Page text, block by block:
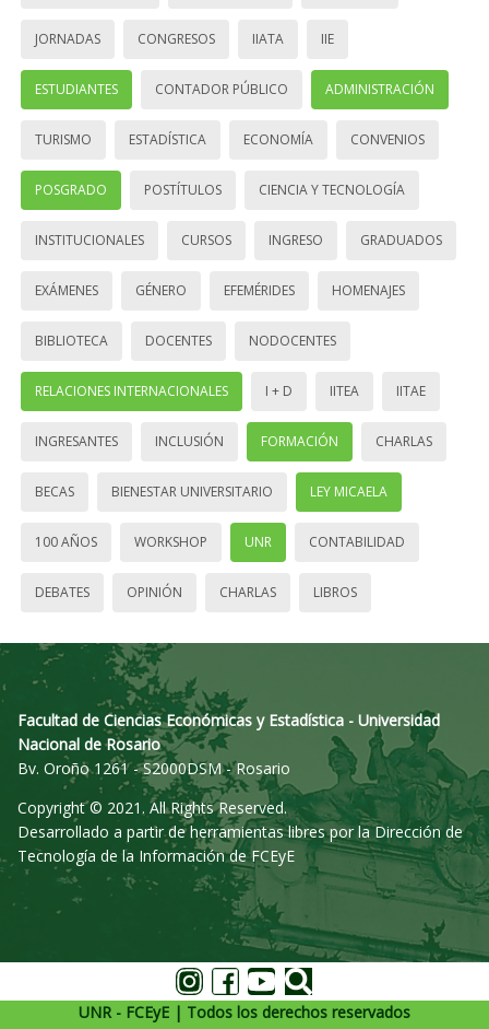
JORNADAS CONGRESOS IIATA IIE
ESTUDIANTES CONTADOR PÚBLICO ADMINISTRACIÓN
TURISMO ESTADÍSTICA ECONOMÍA CONVENIOS
POSGRADO POSTÍTULOS CIENCIA Y TECNOLOGÍA
INSTITUCIONALES CURSOS INGRESO GRADUADOS
EXÁMENES GÉNERO EFEMÉRIDES HOMENAJES
BIBLIOTECA DOCENTES NODOCENTES
RELACIONES INTERNACIONALES I + D IITEA IITAE
INGRESANTES INCLUSIÓN FORMACIÓN CHARLAS
BECAS BIENESTAR UNIVERSITARIO LEY MICAELA
100 AÑOS WORKSHOP UNR CONTABILIDAD
DEBATES OPINIÓN CHARLAS LIBROS
Facultad de Ciencias Económicas y Estadística - Universidad
Nacional de Rosario
Bv. Oroño 1261 - S2000DSM - Rosario
Copyright © 2021. All Rights Reserved.
Desarrollado a partir de herramientas libres por la Dirección de
Tecnología de la Información de FCEyE
UNR - FCEyE | Todos los derechos reservados